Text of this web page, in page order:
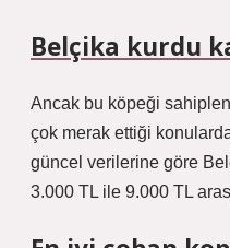
Belçika kurdu
Ancak bu köpeği
çok merak ettiği
güncel verilerine göre
3.000 TL ile 9.000 TL